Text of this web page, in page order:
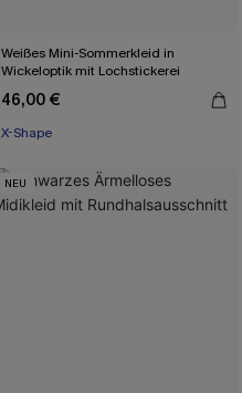
Weißes Mini-Sommerkleid in
Wickeloptik mit Lochstickerei
46,00 €
X-Shape
NEU